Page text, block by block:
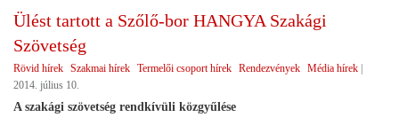
Ülést tartott a Szőlő-bor HANGYA Szakági
Szövetség
Rövid hírek Szakmai hírek Termelői csoport hírek Rendezvények Média hírek
2014. július 10.
A szakági szövetség rendkívüli közgyűlése